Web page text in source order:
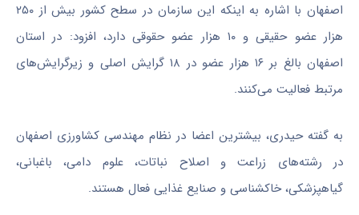
اصفهان با اشاره به اینکه این سازمان در سطح کشور بیش از ۲۵۰
هزار عضو حقیقی و ۱۰ هزار عضو حقوقی دارد، افزود: در استان
اصفهان بالغ بر ۱۶ هزار عضو در ۱۸ گرایش اصلی و زیرگرایش‌های
مرتبط فعالیت می‌کنند.
به گفته حیدری، بیشترین اعضا در نظام مهندسی کشاورزی اصفهان
در رشته‌های زراعت و اصلاح نباتات، علوم دامی، باغبانی،
گیاهپزشکی، خاکشناسی و صنایع غذایی فعال هستند.